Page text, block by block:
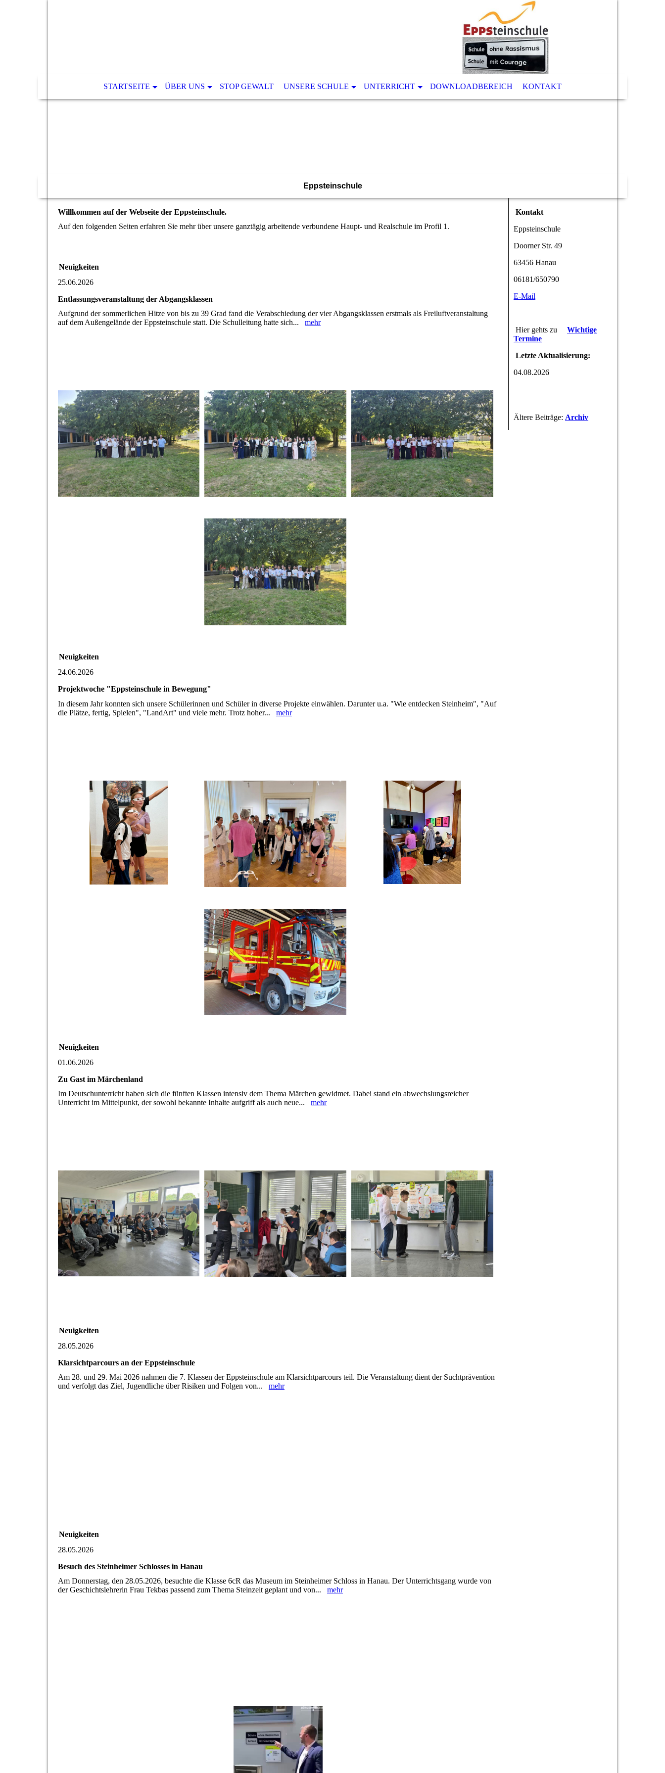
STARTSEITE ÜBER UNS STOP GEWALT UNSERE SCHULE UNTERRICHT DOWNLOADBEREICH KONTAKT
Eppsteinschule
Willkommen auf der Webseite der Eppsteinschule.
Auf den folgenden Seiten erfahren Sie mehr über unsere ganztägig arbeitende verbundene Haupt- und Realschule im Profil 1.
Neuigkeiten
25.06.2026
Entlassungsveranstaltung der Abgangsklassen
Aufgrund der sommerlichen Hitze von bis zu 39 Grad fand die Verabschiedung der vier Abgangsklassen erstmals als Freiluftveranstaltung
auf dem Außengelände der Eppsteinschule statt. Die Schulleitung hatte sich... mehr
Neuigkeiten
24.06.2026
Projektwoche "Eppsteinschule in Bewegung"
In diesem Jahr konnten sich unsere Schülerinnen und Schüler in diverse Projekte einwählen. Darunter u.a. "Wie entdecken Steinheim", "Auf
die Plätze, fertig, Spielen", "LandArt" und viele mehr. Trotz hoher... mehr
Neuigkeiten
01.06.2026
Zu Gast im Märchenland
Im Deutschunterricht haben sich die fünften Klassen intensiv dem Thema Märchen gewidmet. Dabei stand ein abwechslungsreicher
Unterricht im Mittelpunkt, der sowohl bekannte Inhalte aufgriff als auch neue... mehr
Neuigkeiten
28.05.2026
Klarsichtparcours an der Eppsteinschule
Am 28. und 29. Mai 2026 nahmen die 7. Klassen der Eppsteinschule am Klarsichtparcours teil. Die Veranstaltung dient der Suchtprävention
und verfolgt das Ziel, Jugendliche über Risiken und Folgen von... mehr
Neuigkeiten
28.05.2026
Besuch des Steinheimer Schlosses in Hanau
Am Donnerstag, den 28.05.2026, besuchte die Klasse 6cR das Museum im Steinheimer Schloss in Hanau. Der Unterrichtsgang wurde von
der Geschichtslehrerin Frau Tekbas passend zum Thema Steinzeit geplant und von... mehr
Kontakt
Eppsteinschule
Doorner Str. 49
63456 Hanau
06181/650790
E-Mail
Hier gehts zu Wichtige
Termine
Letzte Aktualisierung:
04.08.2026
Ältere Beiträge: Archiv